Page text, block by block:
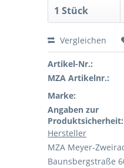
Vergleichen
Artikel-Nr.:
MZA Artikelnr.:
Marke:
Angaben zur
Produktsicherheit:
Hersteller
MZA Meyer-
Baunsbergstraße